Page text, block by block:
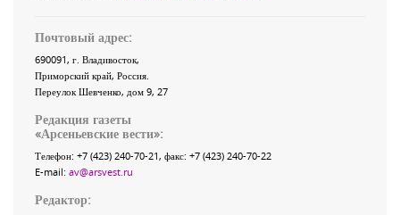
Почтовый адрес:
690091, г. Владивосток,
Приморский край, Россия
Переулок Шевченко, дом 9, 27
Редакция газеты
«Арсеньевские вести»:
Телефон: +7 (423) 240-70-21, факс: +7 (423) 240-70-22
E-mail: av@arsvest.ru
Редактор: